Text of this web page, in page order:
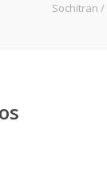
Sochitran /